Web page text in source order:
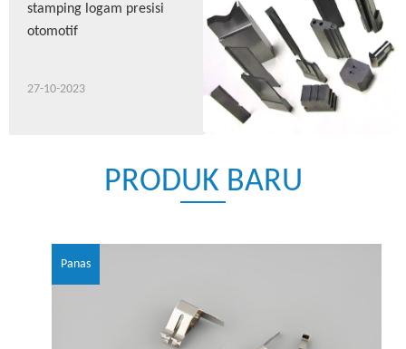
stamping logam presisi
otomotif
27-10-2023
PRODUK BARU
Panas